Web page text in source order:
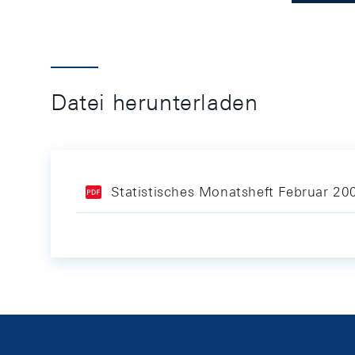
Datei herunterladen
Statistisches Monatsheft Februar